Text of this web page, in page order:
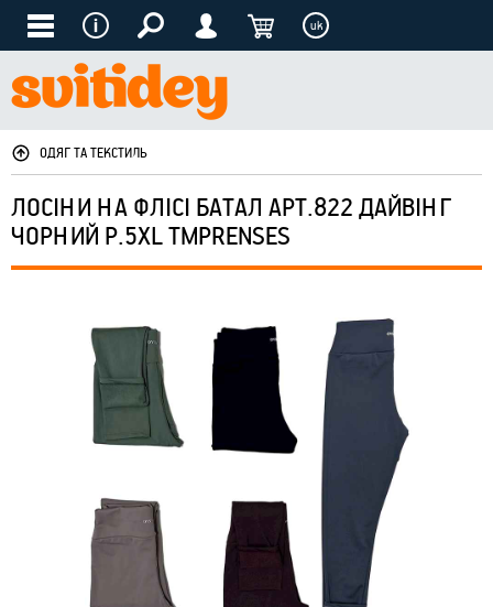
uk
ОДЯГ ТА ТЕКСТИЛЬ
ЛОСІНИ НА ФЛІСІ БАТАЛ АРТ.822 ДАЙВІНГ
ЧОРНИЙ Р.5XL ТМPRENSES